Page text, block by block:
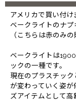
アメリカで買い付け
ベークライトのナプ
（こちらは赤のみ
ベークライトは
ックの一種です。
現在のプラスチッ
が変わっていく姿
ズアイテムとして高